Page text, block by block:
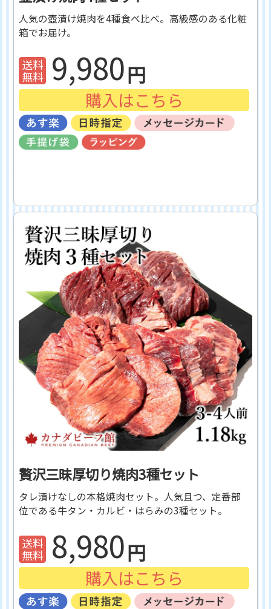
人気の壺漬け焼肉を4種食べ比べ。高級感のある化粧
箱でお届け。
9,980
購入はこちら
贅沢三昧厚切り焼肉3種セット
タレ漬けなしの本格焼肉セット。人気且つ、定番部
位である牛タン・カルビ・はらみの3種セット。
8,980
購入はこちら